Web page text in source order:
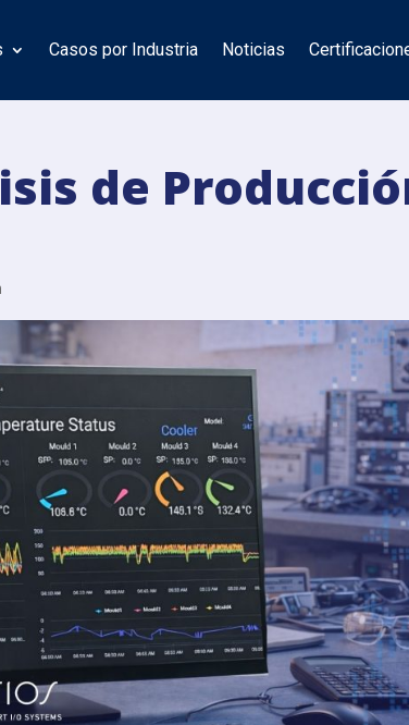
Casos por Industria Noticias
de